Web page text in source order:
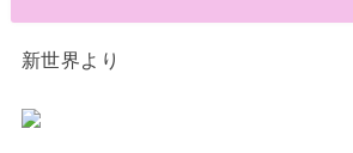
新世界より